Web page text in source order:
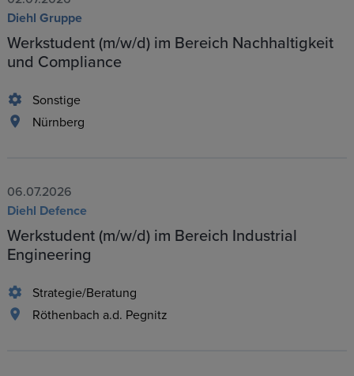
Diehl Gruppe
Werkstudent (m/w/d) im Bereich Nachhaltigkeit
und Compliance
Sonstige
Nürnberg
06.07.2026
Diehl Defence
Werkstudent (m/w/d) im Bereich Industrial
Engineering
Strategie/Beratung
Röthenbach a.d. Pegnitz